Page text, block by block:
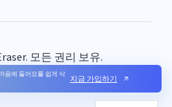
음에 들어요를 쉽게 삭
지금 가입하기
모든 권리 보유.
정보 보호연락처